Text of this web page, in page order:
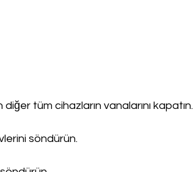
diğer tüm cihazların vanalarını kapatın.
söndürün.